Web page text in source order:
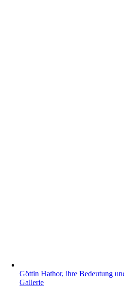
Göttin Hathor, ihre Bedeutung
Gallerie